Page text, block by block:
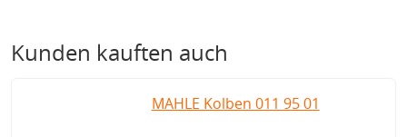
Kunden kauften auch
MAHLE Kolben 011 95 01